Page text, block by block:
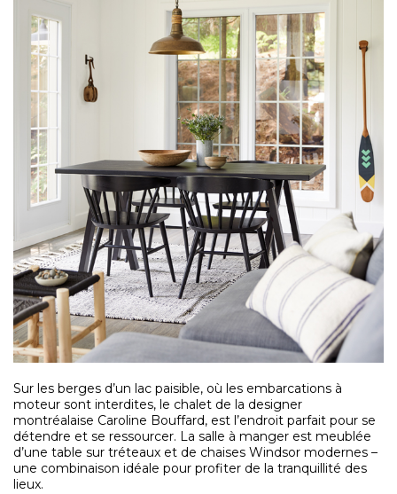
Sur les berges d’un lac paisible, où les embarcations à
moteur sont interdites, le chalet de la designer
montréalaise Caroline Bouffard, est l’endroit parfait pour se
détendre et se ressourcer. La salle à manger est meublée
d’une table sur tréteaux et de chaises Windsor modernes –
une combinaison idéale pour profiter de la tranquillité des
lieux.